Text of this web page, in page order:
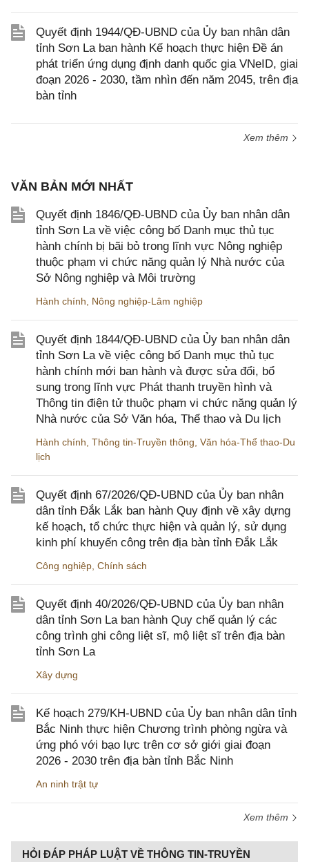
Quyết định 1944/QĐ-UBND của Ủy ban nhân dân
tỉnh Sơn La ban hành Kế hoạch thực hiện Đề án
phát triển ứng dụng định danh quốc gia VNeID, giai
đoạn 2026 - 2030, tầm nhìn đến năm 2045, trên địa
bàn tỉnh
Xem thêm
VĂN BẢN MỚI NHẤT
Quyết định 1846/QĐ-UBND của Ủy ban nhân dân
tỉnh Sơn La về việc công bố Danh mục thủ tục
hành chính bị bãi bỏ trong lĩnh vực Nông nghiệp
thuộc phạm vi chức năng quản lý Nhà nước của
Sở Nông nghiệp và Môi trường
Hành chính Nông nghiệp-Lâm nghiệp
Quyết định 1844/QĐ-UBND của Ủy ban nhân dân
tỉnh Sơn La về việc công bố Danh mục thủ tục
hành chính mới ban hành và được sửa đổi, bổ
sung trong lĩnh vực Phát thanh truyền hình và
Thông tin điện tử thuộc phạm vi chức năng quản lý
Nhà nước của Sở Văn hóa, Thể thao và Du lịch
Hành chính Thông tin-Truyền thông Văn hóa-Thể thao-Du
lịch
Quyết định 67/2026/QĐ-UBND của Ủy ban nhân
dân tỉnh Đắk Lắk ban hành Quy định về xây dựng
kế hoạch, tổ chức thực hiện và quản lý, sử dụng
kinh phí khuyến công trên địa bàn tỉnh Đắk Lắk
Công nghiệp Chính sách
Quyết định 40/2026/QĐ-UBND của Ủy ban nhân
dân tỉnh Sơn La ban hành Quy chế quản lý các
công trình ghi công liệt sĩ, mộ liệt sĩ trên địa bàn
tỉnh Sơn La
Xây dựng
Kế hoạch 279/KH-UBND của Ủy ban nhân dân tỉnh
Bắc Ninh thực hiện Chương trình phòng ngừa và
ứng phó với bạo lực trên cơ sở giới giai đoạn
2026 - 2030 trên địa bàn tỉnh Bắc Ninh
An ninh trật tự
Xem thêm
HỎI ĐÁP PHÁP LUẬT VỀ THÔNG TIN-TRUYỀN